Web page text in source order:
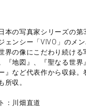
本の写真家シリーズの第
ェンシー「VIVO」のメ
界の像にこだわり続ける
『地図』、『聖なる世界
』など代表作から収録。
所収。
：川畑直道